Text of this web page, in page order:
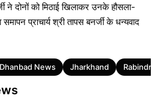
ने दोनों ‌को मिठाई खिलाकर उनके ‌हौसला-
प्राचार्य श्री तापस बनर्जी के धन्यवाद
Dhanbad News Jharkhand